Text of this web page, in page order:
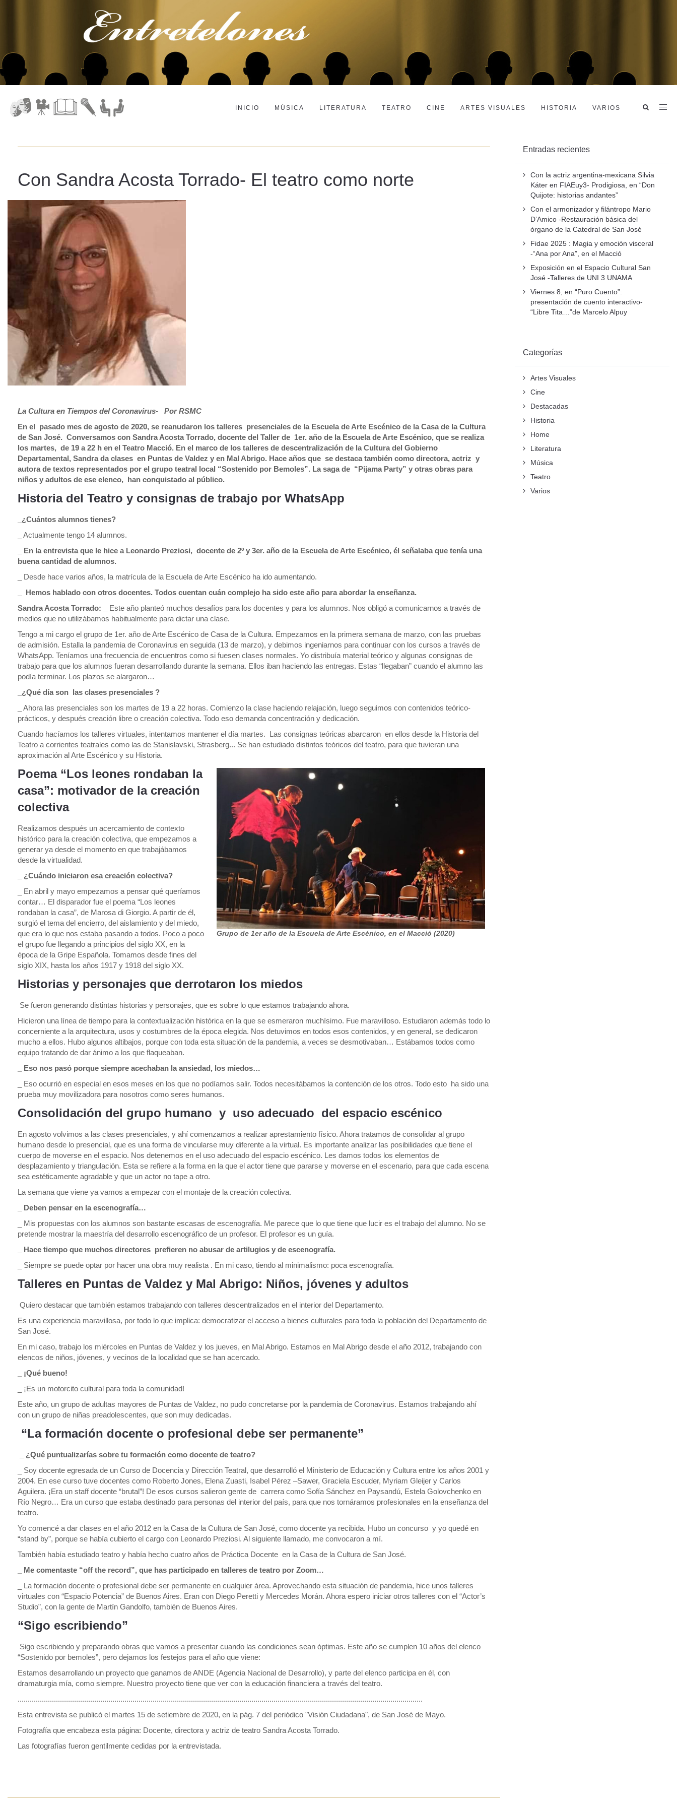
INICIO MÚSICA LITERATURA TEATRO CINE ARTES VISUALES HISTORIA VARIOS
Con Sandra Acosta Torrado- El teatro como norte
La Cultura en Tiempos del Coronavirus- Por RSMC
En el pasado mes de agosto de 2020, se reanudaron los talleres presenciales de la Escuela de Arte Escénico de la Casa de la Cultura
de San José. Conversamos con Sandra Acosta Torrado, docente del Taller de 1er. año de la Escuela de Arte Escénico, que se realiza
los martes, de 19 a 22 h en el Teatro Macció. En el marco de los talleres de descentralización de la Cultura del Gobierno
Departamental, Sandra da clases en Puntas de Valdez y en Mal Abrigo. Hace años que se destaca también como directora, actriz y
autora de textos representados por el grupo teatral local “Sostenido por Bemoles”. La saga de “Pijama Party” y otras obras para
niños y adultos de ese elenco, han conquistado al público.
Historia del Teatro y consignas de trabajo por WhatsApp
_¿Cuántos alumnos tienes?
_ Actualmente tengo 14 alumnos.
_ En la entrevista que le hice a Leonardo Preziosi, docente de 2º y 3er. año de la Escuela de Arte Escénico, él señalaba que tenía una
buena cantidad de alumnos.
_ Desde hace varios años, la matrícula de la Escuela de Arte Escénico ha ido aumentando.
_ Hemos hablado con otros docentes. Todos cuentan cuán complejo ha sido este año para abordar la enseñanza.
Sandra Acosta Torrado: _ Este año planteó muchos desafíos para los docentes y para los alumnos. Nos obligó a comunicarnos a través de
medios que no utilizábamos habitualmente para dictar una clase.
Tengo a mi cargo el grupo de 1er. año de Arte Escénico de Casa de la Cultura. Empezamos en la primera semana de marzo, con las pruebas
de admisión. Estalla la pandemia de Coronavirus en seguida (13 de marzo), y debimos ingeniarnos para continuar con los cursos a través de
WhatsApp. Teníamos una frecuencia de encuentros como si fuesen clases normales. Yo distribuía material teórico y algunas consignas de
trabajo para que los alumnos fueran desarrollando durante la semana. Ellos iban haciendo las entregas. Estas “llegaban” cuando el alumno las
podía terminar. Los plazos se alargaron…
_¿Qué día son las clases presenciales ?
_ Ahora las presenciales son los martes de 19 a 22 horas. Comienzo la clase haciendo relajación, luego seguimos con contenidos teórico-
prácticos, y después creación libre o creación colectiva. Todo eso demanda concentración y dedicación.
Cuando hacíamos los talleres virtuales, intentamos mantener el día martes. Las consignas teóricas abarcaron en ellos desde la Historia del
Teatro a corrientes teatrales como las de Stanislavski, Strasberg... Se han estudiado distintos teóricos del teatro, para que tuvieran una
aproximación al Arte Escénico y su Historia.
Grupo de 1er año de la Escuela de Arte Escénico, en el Macció (2020)
Poema “Los leones rondaban la
casa”: motivador de la creación
colectiva
Realizamos después un acercamiento de contexto
histórico para la creación colectiva, que empezamos a
generar ya desde el momento en que trabajábamos
desde la virtualidad.
_ ¿Cuándo iniciaron esa creación colectiva?
_ En abril y mayo empezamos a pensar qué queríamos
contar… El disparador fue el poema “Los leones
rondaban la casa”, de Marosa di Giorgio. A partir de él,
surgió el tema del encierro, del aislamiento y del miedo,
que era lo que nos estaba pasando a todos. Poco a poco
el grupo fue llegando a principios del siglo XX, en la
época de la Gripe Española. Tomamos desde fines del
siglo XIX, hasta los años 1917 y 1918 del siglo XX.
Historias y personajes que derrotaron los miedos
Se fueron generando distintas historias y personajes, que es sobre lo que estamos trabajando ahora.
Hicieron una línea de tiempo para la contextualización histórica en la que se esmeraron muchísimo. Fue maravilloso. Estudiaron además todo lo
concerniente a la arquitectura, usos y costumbres de la época elegida. Nos detuvimos en todos esos contenidos, y en general, se dedicaron
mucho a ellos. Hubo algunos altibajos, porque con toda esta situación de la pandemia, a veces se desmotivaban… Estábamos todos como
equipo tratando de dar ánimo a los que flaqueaban.
_ Eso nos pasó porque siempre acechaban la ansiedad, los miedos…
_ Eso ocurrió en especial en esos meses en los que no podíamos salir. Todos necesitábamos la contención de los otros. Todo esto ha sido una
prueba muy movilizadora para nosotros como seres humanos.
Consolidación del grupo humano y uso adecuado del espacio escénico
En agosto volvimos a las clases presenciales, y ahí comenzamos a realizar aprestamiento físico. Ahora tratamos de consolidar al grupo
humano desde lo presencial, que es una forma de vincularse muy diferente a la virtual. Es importante analizar las posibilidades que tiene el
cuerpo de moverse en el espacio. Nos detenemos en el uso adecuado del espacio escénico. Les damos todos los elementos de
desplazamiento y triangulación. Esta se refiere a la forma en la que el actor tiene que pararse y moverse en el escenario, para que cada escena
sea estéticamente agradable y que un actor no tape a otro.
La semana que viene ya vamos a empezar con el montaje de la creación colectiva.
_ Deben pensar en la escenografía…
_ Mis propuestas con los alumnos son bastante escasas de escenografía. Me parece que lo que tiene que lucir es el trabajo del alumno. No se
pretende mostrar la maestría del desarrollo escenográfico de un profesor. El profesor es un guía.
_ Hace tiempo que muchos directores prefieren no abusar de artilugios y de escenografía.
_ Siempre se puede optar por hacer una obra muy realista . En mi caso, tiendo al minimalismo: poca escenografía.
Talleres en Puntas de Valdez y Mal Abrigo: Niños, jóvenes y adultos
Quiero destacar que también estamos trabajando con talleres descentralizados en el interior del Departamento.
Es una experiencia maravillosa, por todo lo que implica: democratizar el acceso a bienes culturales para toda la población del Departamento de
San José.
En mi caso, trabajo los miércoles en Puntas de Valdez y los jueves, en Mal Abrigo. Estamos en Mal Abrigo desde el año 2012, trabajando con
elencos de niños, jóvenes, y vecinos de la localidad que se han acercado.
_ ¡Qué bueno!
_ ¡Es un motorcito cultural para toda la comunidad!
Este año, un grupo de adultas mayores de Puntas de Valdez, no pudo concretarse por la pandemia de Coronavirus. Estamos trabajando ahí
con un grupo de niñas preadolescentes, que son muy dedicadas.
“La formación docente o profesional debe ser permanente”
_ ¿Qué puntualizarías sobre tu formación como docente de teatro?
_ Soy docente egresada de un Curso de Docencia y Dirección Teatral, que desarrolló el Ministerio de Educación y Cultura entre los años 2001 y
2004. En ese curso tuve docentes como Roberto Jones, Elena Zuasti, Isabel Pérez –Sawer, Graciela Escuder, Myriam Gleijer y Carlos
Aguilera. ¡Era un staff docente “brutal”! De esos cursos salieron gente de carrera como Sofía Sánchez en Paysandú, Estela Golovchenko en
Río Negro… Era un curso que estaba destinado para personas del interior del país, para que nos tornáramos profesionales en la enseñanza del
teatro.
Yo comencé a dar clases en el año 2012 en la Casa de la Cultura de San José, como docente ya recibida. Hubo un concurso y yo quedé en
“stand by”, porque se había cubierto el cargo con Leonardo Preziosi. Al siguiente llamado, me convocaron a mí.
También había estudiado teatro y había hecho cuatro años de Práctica Docente en la Casa de la Cultura de San José.
_ Me comentaste “off the record”, que has participado en talleres de teatro por Zoom…
_ La formación docente o profesional debe ser permanente en cualquier área. Aprovechando esta situación de pandemia, hice unos talleres
virtuales con “Espacio Potencia” de Buenos Aires. Eran con Diego Peretti y Mercedes Morán. Ahora espero iniciar otros talleres con el “Actor’s
Studio”, con la gente de Martín Gandolfo, también de Buenos Aires.
“Sigo escribiendo”
Sigo escribiendo y preparando obras que vamos a presentar cuando las condiciones sean óptimas. Este año se cumplen 10 años del elenco
“Sostenido por bemoles”, pero dejamos los festejos para el año que viene:
Estamos desarrollando un proyecto que ganamos de ANDE (Agencia Nacional de Desarrollo), y parte del elenco participa en él, con
dramaturgia mía, como siempre. Nuestro proyecto tiene que ver con la educación financiera a través del teatro.
.........................................................................................................................................................................................................
Esta entrevista se publicó el martes 15 de setiembre de 2020, en la pág. 7 del periódico "Visión Ciudadana", de San José de Mayo.
Fotografía que encabeza esta página: Docente, directora y actriz de teatro Sandra Acosta Torrado.
Las fotografías fueron gentilmente cedidas por la entrevistada.
Entradas recientes
Con la actriz argentina-mexicana Silvia
Káter en FIAEuy3- Prodigiosa, en “Don
Quijote: historias andantes”
Con el armonizador y filántropo Mario
D’Amico -Restauración básica del
órgano de la Catedral de San José
Fidae 2025 : Magia y emoción visceral
-“Ana por Ana”, en el Macció
Exposición en el Espacio Cultural San
José -Talleres de UNI 3 UNAMA
Viernes 8, en “Puro Cuento”:
presentación de cuento interactivo-
“Libre Tita…”de Marcelo Alpuy
Categorías
Artes Visuales
Cine
Destacadas
Historia
Home
Literatura
Música
Teatro
Varios